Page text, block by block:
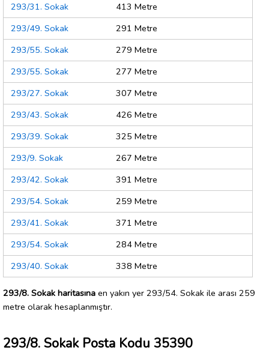
293/31. Sokak
413 Metre
293/49. Sokak
291 Metre
293/55. Sokak
279 Metre
293/55. Sokak
277 Metre
293/27. Sokak
307 Metre
293/43. Sokak
426 Metre
293/39. Sokak
325 Metre
293/9. Sokak
267 Metre
293/42. Sokak
391 Metre
293/54. Sokak
259 Metre
293/41. Sokak
371 Metre
293/54. Sokak
284 Metre
293/40. Sokak
338 Metre
293/8. Sokak haritasına en yakın yer 293/54. Sokak ile arası 259
metre olarak hesaplanmıştır.
293/8. Sokak Posta Kodu 35390